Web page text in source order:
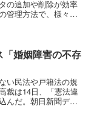
の追加や削除が効率
管理方法で、様々な
ンタが...
「婚姻障害の不存
い民法や戸籍法の規
裁は14日、「憲法違
んだ。朝日新聞デジ